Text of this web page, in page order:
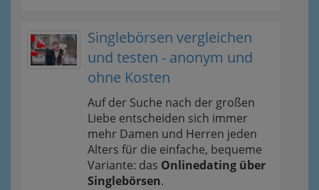
Singlebörsen vergleichen
und testen - anonym und
ohne Kosten
Auf der Suche nach der großen
Liebe entscheiden sich immer
mehr Damen und Herren jeden
Alters für die einfache, bequeme
Variante: das Onlinedating über
Singlebörsen.